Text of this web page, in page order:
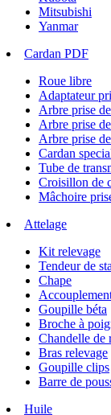
Mitsubishi
Yanmar
Cardan PDF
Roue libre
Adaptateur
Arbre prise
Arbre prise
Arbre prise
Cardan
Tube de
Croisillon de
Mâchoire
Attelage
Kit relevage
Tendeur de
Chape
Goupille béta
Broche à
Chandelle de
Bras relevage
Goupille clips
Barre de
Huile